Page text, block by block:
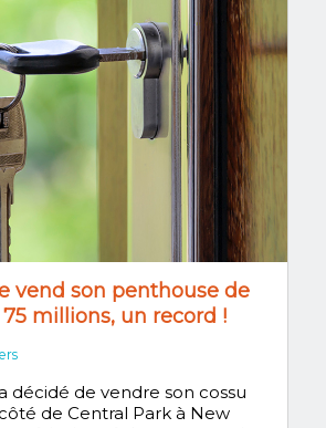
vend son penthouse de
millions, un record !
décidé de vendre son cossu
de Central Park à New